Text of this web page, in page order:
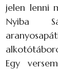
jelen lenni
Nyiba
Egy